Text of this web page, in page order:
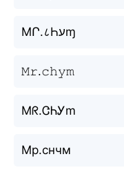
MՐ.८Һעɱ
𝙼𝚛.𝚌𝚑𝚢𝚖
Mᖇ.ᏣᏂᎩm
Мр.снчм